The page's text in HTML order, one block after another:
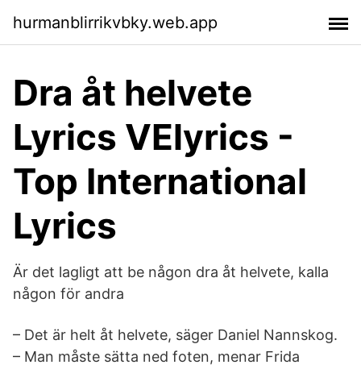
hurmanblirrikvbky.web.app
Dra åt helvete
Lyrics VElyrics -
Top International
Lyrics
Är det lagligt att be någon dra åt helvete, kalla
någon för andra
– Det är helt åt helvete, säger Daniel Nannskog.
– Man måste sätta ned foten, menar Frida